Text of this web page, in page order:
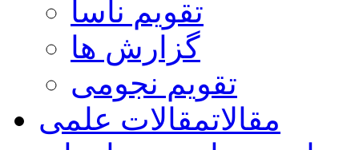
تقویم ناسا
گزارش ها
تقویم نجومی
مقالاتمقالات علمی